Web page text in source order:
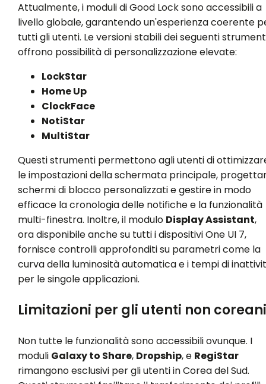
Attualmente, i moduli di Good Lock sono accessibili a
livello globale, garantendo un'esperienza coerente
tutti gli utenti. Le versioni stabili dei seguenti
offrono possibilità di personalizzazione elevate:
LockStar
Home Up
ClockFace
NotiStar
MultiStar
Questi strumenti permettono agli utenti di
le impostazioni della schermata principale,
schermi di blocco personalizzati e gestire in modo
efficace la cronologia delle notifiche e la funzionalità
multi-finestra. Inoltre, il modulo Display Assistant,
ora disponibile anche su tutti i dispositivi One UI 7,
fornisce controlli approfonditi su parametri come la
curva della luminosità automatica e i tempi di
per le singole applicazioni.
Limitazioni per gli utenti non coreani
Non tutte le funzionalità sono accessibili ovunque. I
moduli Galaxy to Share, Dropship, e RegiStar
rimangono esclusivi per gli utenti in Corea del Sud.